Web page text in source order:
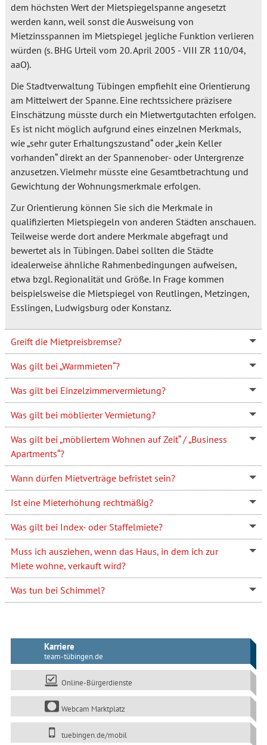
dem höchsten Wert der Mietspiegelspanne angesetzt
werden kann, weil sonst die Ausweisung von
Mietzinsspannen im Mietspiegel jegliche Funktion verlieren
würden (s. BHG Urteil vom 20. April 2005 - VIII ZR 110/04,
aaO).
Die Stadtverwaltung Tübingen empfiehlt eine Orientierung
am Mittelwert der Spanne. Eine rechtssichere präzisere
Einschätzung müsste durch ein Mietwertgutachten erfolgen.
Es ist nicht möglich aufgrund eines einzelnen Merkmals,
wie „sehr guter Erhaltungszustand“ oder „kein Keller
vorhanden“ direkt an der Spannenober- oder Untergrenze
anzusetzen. Vielmehr müsste eine Gesamtbetrachtung und
Gewichtung der Wohnungsmerkmale erfolgen.
Zur Orientierung können Sie sich die Merkmale in
qualifizierten Mietspiegeln von anderen Städten anschauen.
Teilweise werde dort andere Merkmale abgefragt und
bewertet als in Tübingen. Dabei sollten die Städte
idealerweise ähnliche Rahmenbedingungen aufweisen,
etwa bzgl. Regionalität und Größe. In Frage kommen
beispielsweise die Mietspiegel von Reutlingen, Metzingen,
Esslingen, Ludwigsburg oder Konstanz.
Greift die Mietpreisbremse?
Was gilt bei „Warmmieten“?
Was gilt bei Einzelzimmervermietung?
Was gilt bei möblierter Vermietung?
Was gilt bei „möbliertem Wohnen auf Zeit“ / „Business
Apartments“?
Wann dürfen Mietverträge befristet sein?
Ist eine Mieterhöhung rechtmäßig?
Was gilt bei Index- oder Staffelmiete?
Muss ich ausziehen, wenn das Haus, in dem ich zur
Miete wohne, verkauft wird?
Was tun bei Schimmel?
Karriere
team-tübingen.de
Online-Bürgerdienste
Webcam Marktplatz
tuebingen.de/mobil